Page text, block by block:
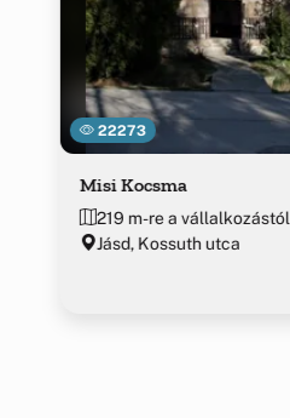
22273
Misi Kocsma
219 m-re a vállalkozástól
Jásd, Kossuth utca